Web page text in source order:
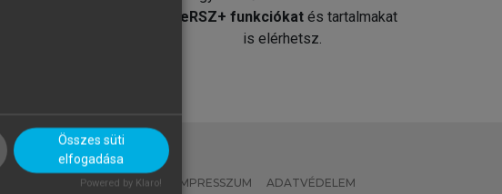
MeRSZ+ funkciókat és tartalmakat
is elérhetsz.
MI – ÁLTALÁNOS IRÁNYELVEK IMPRESSZUM ADATVÉDELEM
Összes süti
elfogadása
Powered by Klaro!